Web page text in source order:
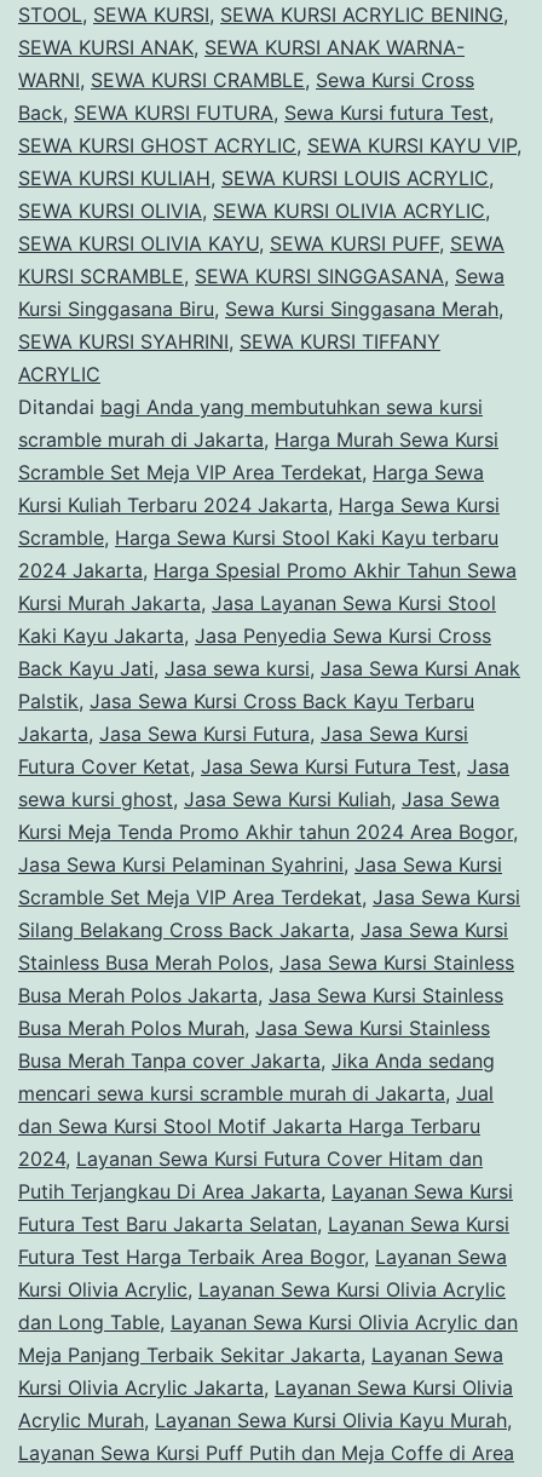
STOOL, SEWA KURSI, SEWA KURSI ACRYLIC BENING,
SEWA KURSI ANAK, SEWA KURSI ANAK WARNA-
WARNI, SEWA KURSI CRAMBLE, Sewa Kursi Cross
Back, SEWA KURSI FUTURA, Sewa Kursi futura Test,
SEWA KURSI GHOST ACRYLIC, SEWA KURSI KAYU VIP,
SEWA KURSI KULIAH, SEWA KURSI LOUIS ACRYLIC,
SEWA KURSI OLIVIA, SEWA KURSI OLIVIA ACRYLIC,
SEWA KURSI OLIVIA KAYU, SEWA KURSI PUFF, SEWA
KURSI SCRAMBLE, SEWA KURSI SINGGASANA, Sewa
Kursi Singgasana Biru, Sewa Kursi Singgasana Merah,
SEWA KURSI SYAHRINI, SEWA KURSI TIFFANY
ACRYLIC
Ditandai bagi Anda yang membutuhkan sewa kursi
scramble murah di Jakarta, Harga Murah Sewa Kursi
Scramble Set Meja VIP Area Terdekat, Harga Sewa
Kursi Kuliah Terbaru 2024 Jakarta, Harga Sewa Kursi
Scramble, Harga Sewa Kursi Stool Kaki Kayu terbaru
2024 Jakarta, Harga Spesial Promo Akhir Tahun Sewa
Kursi Murah Jakarta, Jasa Layanan Sewa Kursi Stool
Kaki Kayu Jakarta, Jasa Penyedia Sewa Kursi Cross
Back Kayu Jati, Jasa sewa kursi, Jasa Sewa Kursi Anak
Palstik, Jasa Sewa Kursi Cross Back Kayu Terbaru
Jakarta, Jasa Sewa Kursi Futura, Jasa Sewa Kursi
Futura Cover Ketat, Jasa Sewa Kursi Futura Test, Jasa
sewa kursi ghost, Jasa Sewa Kursi Kuliah, Jasa Sewa
Kursi Meja Tenda Promo Akhir tahun 2024 Area Bogor,
Jasa Sewa Kursi Pelaminan Syahrini, Jasa Sewa Kursi
Scramble Set Meja VIP Area Terdekat, Jasa Sewa Kursi
Silang Belakang Cross Back Jakarta, Jasa Sewa Kursi
Stainless Busa Merah Polos, Jasa Sewa Kursi Stainless
Busa Merah Polos Jakarta, Jasa Sewa Kursi Stainless
Busa Merah Polos Murah, Jasa Sewa Kursi Stainless
Busa Merah Tanpa cover Jakarta, Jika Anda sedang
mencari sewa kursi scramble murah di Jakarta, Jual
dan Sewa Kursi Stool Motif Jakarta Harga Terbaru
2024, Layanan Sewa Kursi Futura Cover Hitam dan
Putih Terjangkau Di Area Jakarta, Layanan Sewa Kursi
Futura Test Baru Jakarta Selatan, Layanan Sewa Kursi
Futura Test Harga Terbaik Area Bogor, Layanan Sewa
Kursi Olivia Acrylic, Layanan Sewa Kursi Olivia Acrylic
dan Long Table, Layanan Sewa Kursi Olivia Acrylic dan
Meja Panjang Terbaik Sekitar Jakarta, Layanan Sewa
Kursi Olivia Acrylic Jakarta, Layanan Sewa Kursi Olivia
Acrylic Murah, Layanan Sewa Kursi Olivia Kayu Murah,
Layanan Sewa Kursi Puff Putih dan Meja Coffe di Area